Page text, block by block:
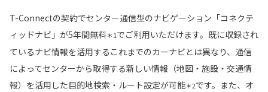
T-Connectの契約でセンター通信型のナビゲーション「コネクテ
ィッドナビ」が5年間無料＊1でご利用いただけます。既に収録され
ているナビ情報を活用するこれまでのカーナビとは異なり、通信
によってセンターから取得する新しい情報（地図・施設・交通情
報）を活用した目的地検索・ルート設定が可能＊2です。また、オ